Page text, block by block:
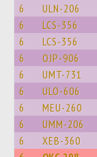
6 ULN-206
6 LCS-356
6 LCS-356
6 OJP-906
6 UMT-731
6 ULO-606
6 MEU-260
6 UMM-206
6 XEB-360